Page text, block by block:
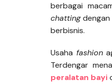
berbagai
chatting
berbisnis.
Usaha fashion
Terdengar
peralatan bayi